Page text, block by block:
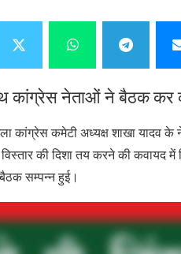
कांग्रेस नेताओं ने बैठक कर
कांग्रेस कमेटी अध्यक्ष शाखा यादव
की दिशा तय करने की कवायद में
सम्पन्न हुई।